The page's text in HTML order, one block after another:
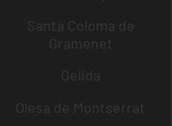
Santa Coloma de
Gramenet
Gelida
Olesa de Montserrat